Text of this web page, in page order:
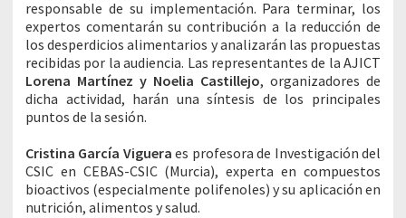
responsable de su implementación. Para terminar, los
expertos comentarán su contribución a la reducción de
los desperdicios alimentarios y analizarán las propuestas
recibidas por la audiencia. Las representantes de la AJICT
Lorena Martínez y Noelia Castillejo, organizadores de
dicha actividad, harán una síntesis de los principales
puntos de la sesión.
Cristina García Vigueraes profesora de Investigación del
CSIC en CEBAS-CSIC (Murcia), experta en compuestos
bioactivos (especialmente polifenoles) y su aplicación en
nutrición, alimentos y salud.